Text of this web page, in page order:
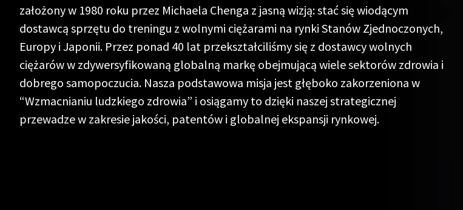
założony w 1980 roku przez Michaela Chenga z jasną wizją: stać się wiodącym
dostawcą sprzętu do treningu z wolnymi ciężarami na rynki Stanów Zjednoczonych,
Europy i Japonii. Przez ponad 40 lat przekształciliśmy się z dostawcy wolnych
ciężarów w zdywersyfikowaną globalną markę obejmującą wiele sektorów zdrowia i
dobrego samopoczucia. Nasza podstawowa misja jest głęboko zakorzeniona w
“Wzmacnianiu ludzkiego zdrowia” i osiągamy to dzięki naszej strategicznej
przewadze w zakresie jakości, patentów i globalnej ekspansji rynkowej.